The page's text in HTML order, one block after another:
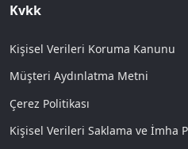
Kvkk
Kişisel Verileri Koruma Kanunu
Müşteri Aydınlatma Metni
Çerez Politikası
Kişisel Verileri Saklama ve İmha